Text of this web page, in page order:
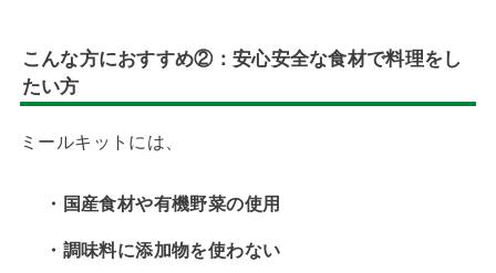
こんな方におすすめ②： 安心安全な食材で料理をし
たい方
ミールキットには、
・国産食材や有機野菜の使用
・調味料に添加物を使わない